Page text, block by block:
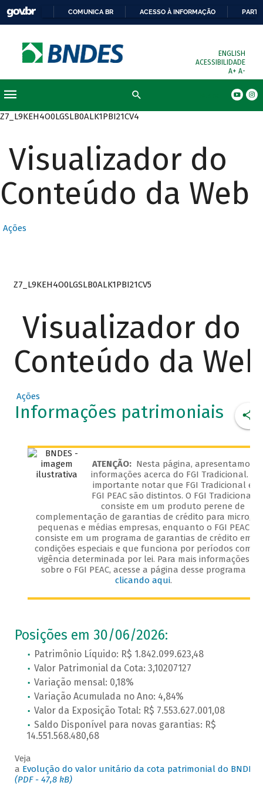
COMUNICA BR ACESSO À INFORMAÇÃO
ENGLISH
ACESSIBILIDADE
A+ A-
Z7_L9KEH4O0LGSLB0ALK1PBI21CV4
Visualizador do
Conteúdo da Web
Ações
Z7_L9KEH4O0LGSLB0ALK1PBI21CV5
Visualizador do
Conteúdo da Web
Ações
Informações patrimoniais
ATENÇÃO: Nesta página, apresentamos
informações acerca do FGI Tradicional. É
importante notar que FGI Tradicional e
FGI PEAC são distintos. O FGI Tradicional
consiste em um produto perene de
complementação de garantias de crédito para micro,
pequenas e médias empresas, enquanto o FGI PEAC
consiste em um programa de garantias de crédito em
condições especiais e que funciona por períodos com
vigência determinada por lei. Para mais informações
sobre o FGI PEAC, acesse a página desse programa
clicando aqui.
Posições em 30/06/2026:
Patrimônio Líquido: R$ 1.842.099.623,48
Valor Patrimonial da Cota: 3,10207127
Variação mensal: 0,18%
Variação Acumulada no Ano: 4,84%
Valor da Exposição Total: R$ 7.553.627.001,08
Saldo Disponível para novas garantias: R$
14.551.568.480,68
​Veja
a Evolução do valor unitário da cota patrimonial do BNDES
(PDF - 47,8 kB)